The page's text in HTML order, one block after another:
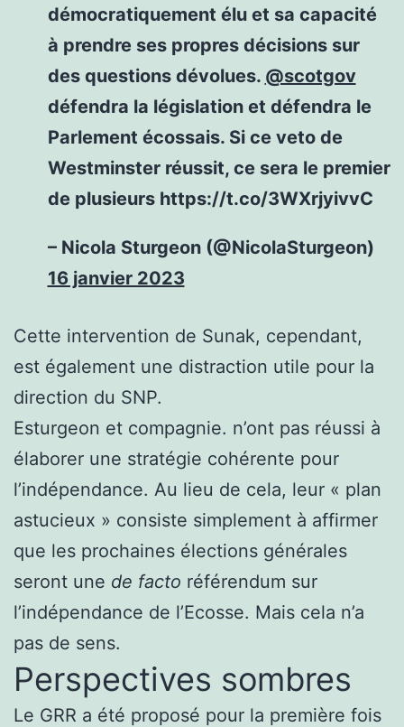
démocratiquement élu et sa capacité
à prendre ses propres décisions sur
des questions dévolues. @scotgov
défendra la législation et défendra le
Parlement écossais. Si ce veto de
Westminster réussit, ce sera le premier
de plusieurs https://t.co/3WXrjyivvC
– Nicola Sturgeon (@NicolaSturgeon)
16 janvier 2023
Cette intervention de Sunak, cependant,
est également une distraction utile pour la
direction du SNP.
Esturgeon et compagnie. n’ont pas réussi à
élaborer une stratégie cohérente pour
l’indépendance. Au lieu de cela, leur « plan
astucieux » consiste simplement à affirmer
que les prochaines élections générales
seront une de facto référendum sur
l’indépendance de l’Ecosse. Mais cela n’a
pas de sens.
Perspectives sombres
Le GRR a été proposé pour la première fois